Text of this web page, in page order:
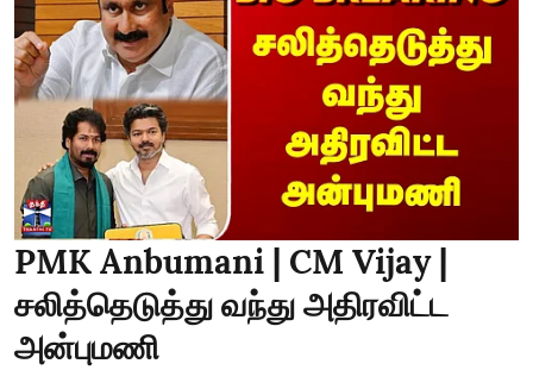
PMK Anbumani | CM Vijay |
சலித்தெடுத்து வந்து அதிரவிட்ட
அன்புமணி